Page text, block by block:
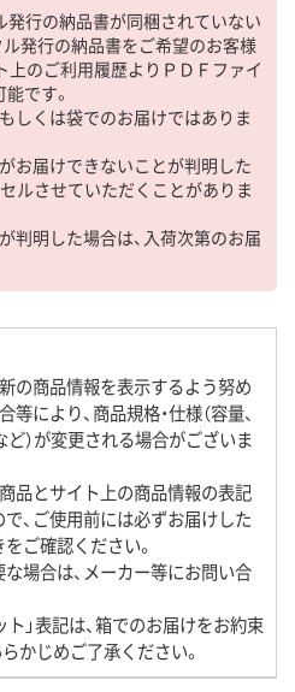
発行の納品書が同梱されていない
発行の納品書をご希望のお客様
上のご利用履歴よりＰＤＦファイ
です。
しくは袋でのお届けではありま
お届けできないことが判明した
ルさせていただくことがありま
判明した場合は、入荷次第のお届
の商品情報を表示するよう努め
により、商品規格・仕様（容量、
ど）が変更される場合がございま
品とサイト上の商品情報の表記
、ご使用前には必ずお届けした
ご確認ください。
場合は、メーカー等にお問い合
ト」表記は、箱でのお届けをお約束
かじめご了承ください。